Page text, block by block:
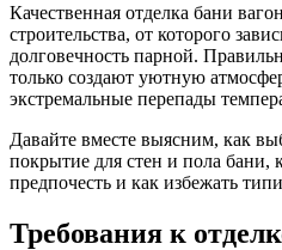
Качественная отделка бани
строительства, от которого
долговечность парной.
только создают уютную
экстремальные перепады
Давайте вместе выясним, как
покрытие для стен и пола бани,
предпочесть и как избежать
Требования к